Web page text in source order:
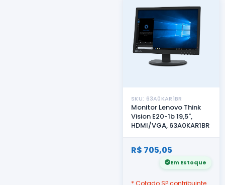
SKU: 63A0KAR1BR
Monitor Lenovo Think
Vision E20-1b 19,5",
HDMI/VGA, 63A0KAR1BR
R$ 705,05
Em Estoque
* Cotado SP contribuinte